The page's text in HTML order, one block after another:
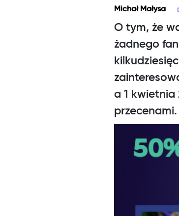
Michał Małysa
O tym, że
żadnego
a 1 kwietnia
przecenami.